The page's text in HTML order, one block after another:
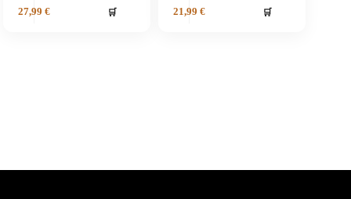
27,99 € 🛒 21,99 € 🛒